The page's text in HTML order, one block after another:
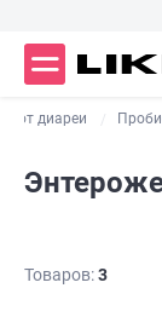
от диареи
Товаров:3